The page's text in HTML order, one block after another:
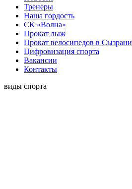
Тренеры
Наша гордость
СК «Волна»
Прокат лыж
Прокат велосипедов в Сызрани
Цифровизация спорта
Вакансии
Контакты
виды спорта